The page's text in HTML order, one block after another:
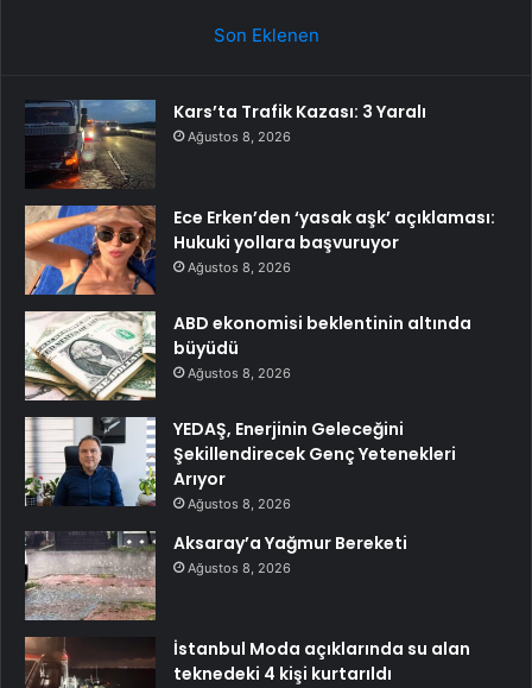
Son Eklenen
Kars’ta Trafik Kazası: 3 Yaralı
Ağustos 8, 2026
Ece Erken’den ‘yasak aşk’ açıklaması:
Hukuki yollara başvuruyor
Ağustos 8, 2026
ABD ekonomisi beklentinin altında
büyüdü
Ağustos 8, 2026
YEDAŞ, Enerjinin Geleceğini
Şekillendirecek Genç Yetenekleri
Arıyor
Ağustos 8, 2026
Aksaray’a Yağmur Bereketi
Ağustos 8, 2026
İstanbul Moda açıklarında su alan
teknedeki 4 kişi kurtarıldı